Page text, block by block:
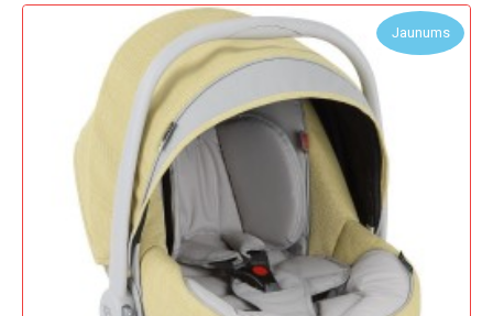
Jaunums